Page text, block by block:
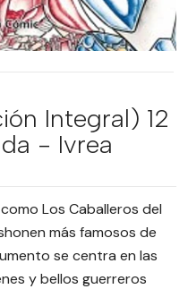
Integral) 12
- Ivrea
Los Caballeros del
más famosos de
se centra en las
y bellos guerreros